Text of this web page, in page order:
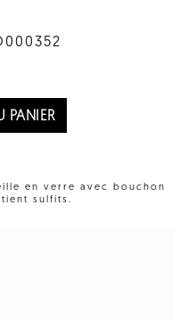
PANIER
en verre avec bouchon
sulfits.